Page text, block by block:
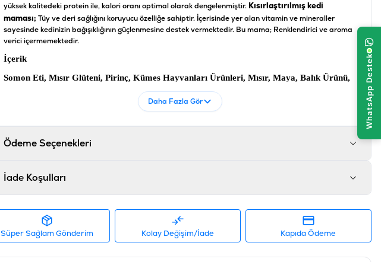
yüksek kalitedeki protein ile, kalori oranı optimal olarak dengelenmiştir. Kısırlaştırılmış kedi
maması; Tüy ve deri sağlığını koruyucu özelliğe sahiptir. İçerisinde yer alan vitamin ve mineraller
sayesinde kedinizin bağışıklığının güçlenmesine destek vermektedir. Bu mama; Renklendirici ve aroma
verici içermemektedir.
İçerik
Somon Eti, Mısır Glüteni, Pirinç, Kümes Hayvanları Ürünleri, Mısır, Maya, Balık Ürünü,
Ton Balığı Eti, Sakatat, Selüloz, Buğday Glüteni, Bütün Yumurta, Maya, Karışık
Tokoferollerle Korunmuş Hayvansal Yağ, Potasyum Klorür, Kolin Klorür, l-Lizin, DL-
Tokoferolce Zengin Ekstratlar, Orto Fosforik Asit, Vitamin A Takviyesi, Vitamin D3
Takviyesi, Vitamin E Takviyesi, Vitamin C Takviyesi, Tuz
Ham Protein 37,8 En Az, Ham Yağ 9,5-14,5 En Az - En Çok, Ham Selüloz 6,5 En Çok,
1,8, Kalsiyum 1,3, Fosfor 1,1, Bakır Sülfat 22 mg/kg, Taurin 1500 mg/kg En Az
Daha Fazla Gör
Ödeme Seçenekleri
İade Koşulları
Süper Sağlam Gönderim Kolay Değişim/İade Kapıda Ödeme